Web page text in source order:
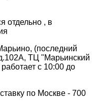
отдельно , в
(последний
ТЦ "Марьинский
с 10:00 до
по Москве - 700